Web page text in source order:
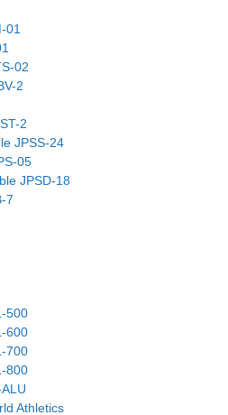
01
02
2
2
JPSS-24
05
JPSD-18
7
500
600
700
800
Athletics